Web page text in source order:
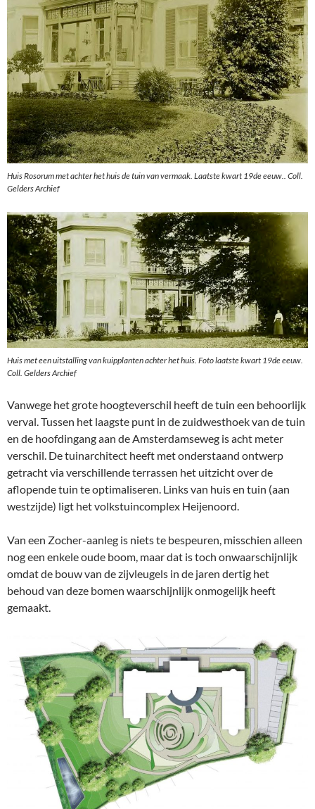
Huis Rosorum met achter het huis de tuin van vermaak. Laatste kwart 19de eeuw.. Coll.
Gelders Archief
Huis met een uitstalling van kuipplanten achter het huis. Foto laatste kwart 19de eeuw
Coll. Gelders Archief
Vanwege het grote hoogteverschil heeft de tuin een behoorlijk
verval. Tussen het laagste punt in de zuidwesthoek van de tuin
en de hoofdingang aan de Amsterdamseweg is acht meter
verschil. De tuinarchitect heeft met onderstaand ontwerp
getracht via verschillende terrassen het uitzicht over de
aflopende tuin te optimaliseren. Links van huis en tuin (aan
westzijde) ligt het volkstuincomplex Heijenoord.
Van een Zocher-aanleg is niets te bespeuren, misschien alleen
nog een enkele oude boom, maar dat is toch onwaarschijnlijk
omdat de bouw van de zijvleugels in de jaren dertig het
behoud van deze bomen waarschijnlijk onmogelijk heeft
gemaakt.